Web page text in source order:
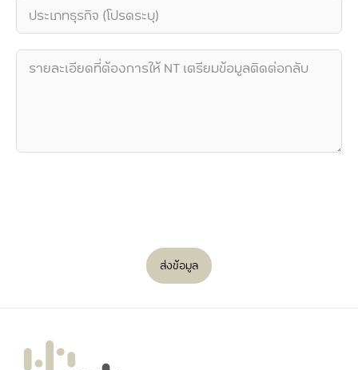
ส่งข้อมูล